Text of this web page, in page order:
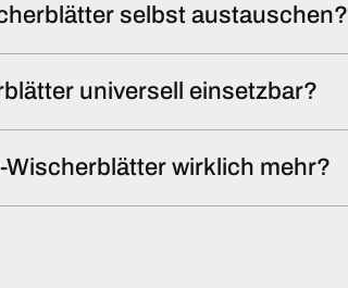
selbst austauschen?
universell einsetzbar?
Wischerblätter wirklich mehr?